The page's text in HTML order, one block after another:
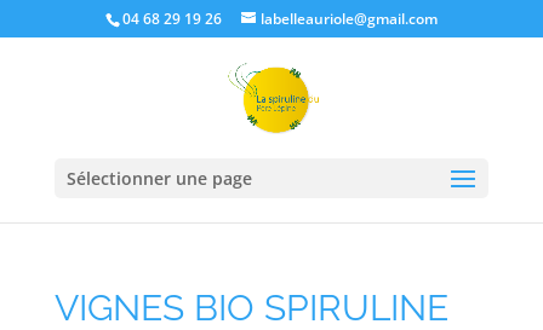
04 68 29 19 26 labelleauriole@gmail.com
Sélectionner une page
VIGNES BIO SPIRULINE